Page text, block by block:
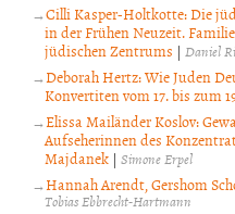
Cilli Kasper-Holtkotte: Die
in der Frühen Neuzeit.
jüdischen Zentrums | Daniel
Deborah Hertz: Wie Juden
Konvertiten vom 17. bis zum
Elissa Mailänder Koslov:
Aufseherinnen des
Majdanek | Simone Erpel
Hannah Arendt, Gershom
Tobias Ebbrecht-Hartmann